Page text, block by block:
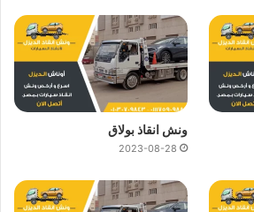
ونش انقاذ بولاق
2023-08-28